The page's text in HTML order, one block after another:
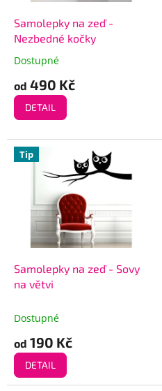
Samolepky na zeď -
Nezbedné kočky
Průměrné
produktu
je
5,0
5
hvězdiček.
Dostupné
od 490 Kč
DETAIL
Tip
Samolepky na zeď - Sovy
na větvi
Dostupné
od 190 Kč
DETAIL